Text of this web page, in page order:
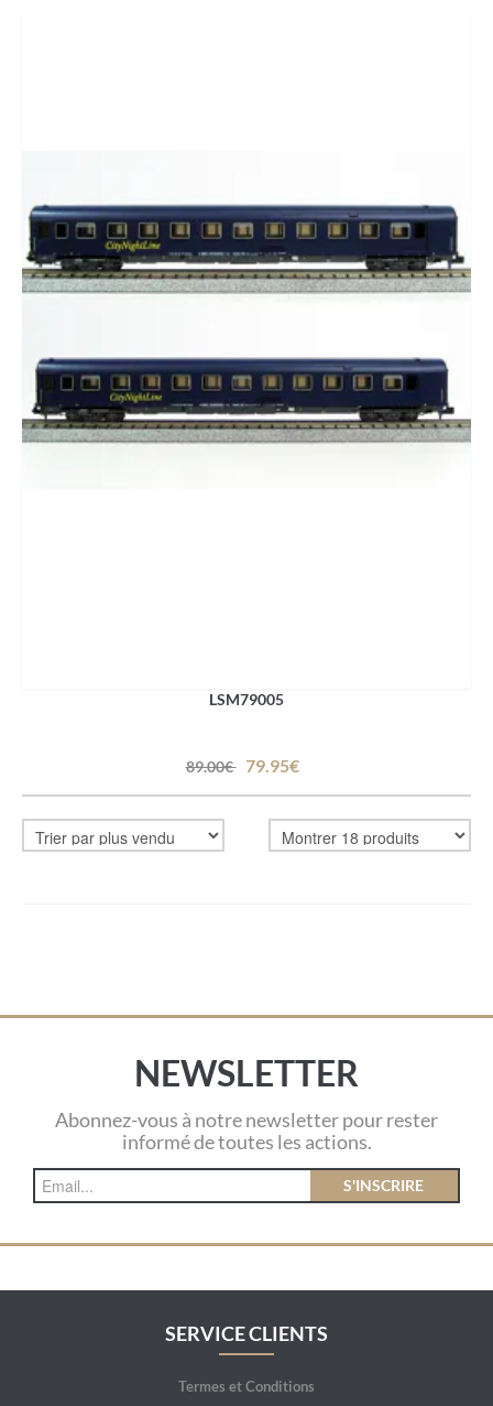
LSM79005
89.00€ 79.95€
NEWSLETTER
Abonnez-vous à notre newsletter pour rester
informé de toutes les actions.
S'INSCRIRE
SERVICE CLIENTS
Termes et Conditions